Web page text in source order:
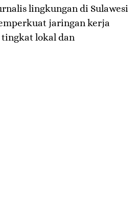
lingkungan di Sulawesi
jaringan kerja
lokal dan